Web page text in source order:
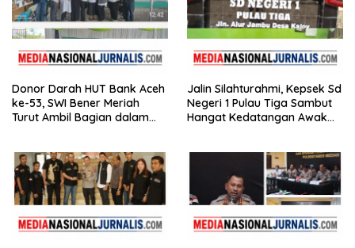
Donor Darah HUT Bank Aceh
ke-53, SWI Bener Meriah
Turut Ambil Bagian dalam
Jalin Silahturahmi, Kepsek Sd
Negeri 1 Pulau Tiga Sambut
Hangat Kedatangan Awak